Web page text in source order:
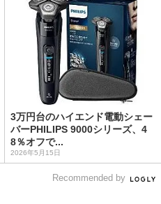
3万円台のハイエンド電動シェー
バーPHILIPS 9000シリーズ、4
8％オフで...
2026年5月15日
Recommended by